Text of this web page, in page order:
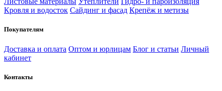
Кровля и водосток Сайдинг и фасад Крепёж и метизы
Покупателям
Доставка и оплата Оптом и юрлицам Блог и статьи Личный
кабинет
Контакты